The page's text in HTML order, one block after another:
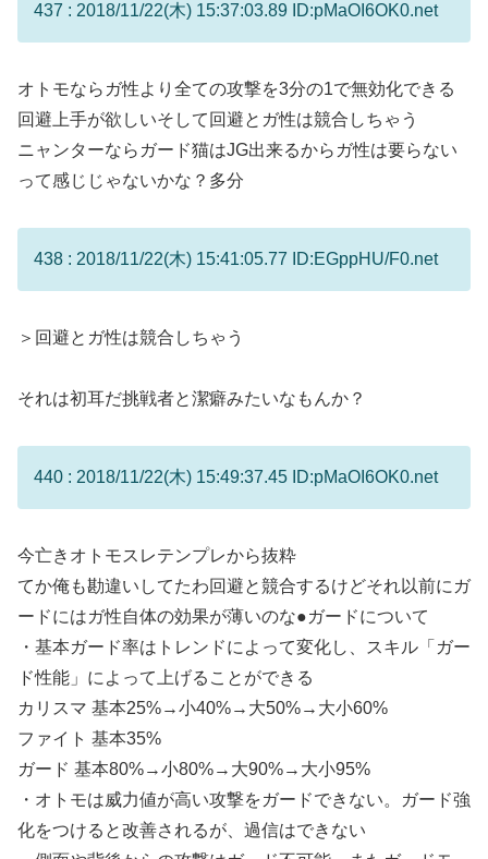
437 : 2018/11/22(木) 15:37:03.89 ID:pMaOI6OK0.net
オトモならガ性より全ての攻撃を3分の1で無効化できる
回避上手が欲しいそして回避とガ性は競合しちゃう
ニャンターならガード猫はJG出来るからガ性は要らない
って感じじゃないかな？多分
438 : 2018/11/22(木) 15:41:05.77 ID:EGppHU/F0.net
＞回避とガ性は競合しちゃう
それは初耳だ挑戦者と潔癖みたいなもんか？
440 : 2018/11/22(木) 15:49:37.45 ID:pMaOI6OK0.net
今亡きオトモスレテンプレから抜粋
てか俺も勘違いしてたわ回避と競合するけどそれ以前にガ
ードにはガ性自体の効果が薄いのな●ガードについて
・基本ガード率はトレンドによって変化し、スキル「ガー
ド性能」によって上げることができる
カリスマ 基本25%→小40%→大50%→大小60%
ファイト 基本35%
ガード 基本80%→小80%→大90%→大小95%
・オトモは威力値が高い攻撃をガードできない。ガード強
化をつけると改善されるが、過信はできない